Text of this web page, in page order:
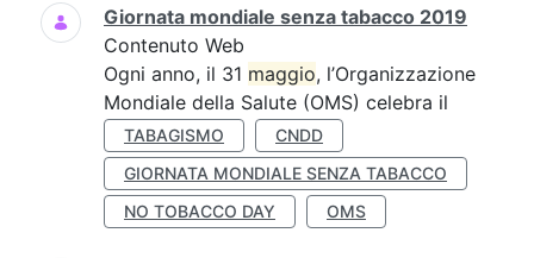
Giornata mondiale senza tabacco 2019
Contenuto Web
Ogni anno, il 31 maggio, l’Organizzazione
Mondiale della Salute (OMS) celebra il
TABAGISMO
CNDD
GIORNATA MONDIALE SENZA TABACCO
NO TOBACCO DAY
OMS